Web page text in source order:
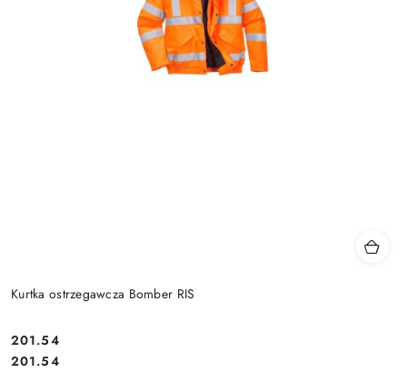
Kurtka ostrzegawcza Bomber RIS
Cena:
201.54
Cena:
201.54